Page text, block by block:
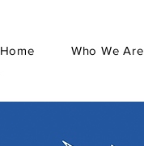
Home Who We Are